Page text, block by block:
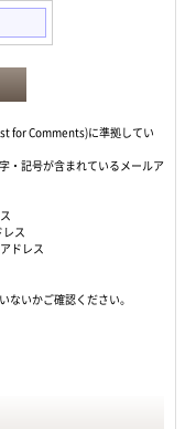
for Comments)に準拠してい
・記号が含まれているメールア
ス
ドレス
いかご確認ください。